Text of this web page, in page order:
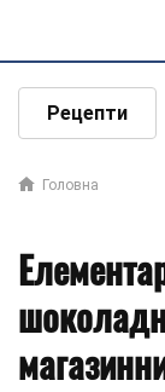
Рецепти
Головна